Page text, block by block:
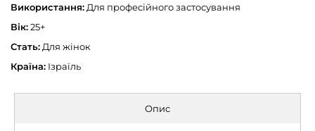
Використання: Для професійного застосування
Вік:25+
Стать: Для жінок
Країна: Ізраїль
Опис